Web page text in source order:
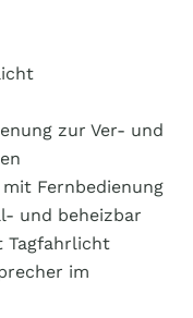
zur Ver- und
Fernbedienung
und beheizbar
Tagfahrlicht
im